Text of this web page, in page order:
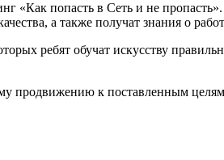
«Как попасть в Сеть и не
а также получат знания о
ребят обучат искусству
продвижению к поставленным